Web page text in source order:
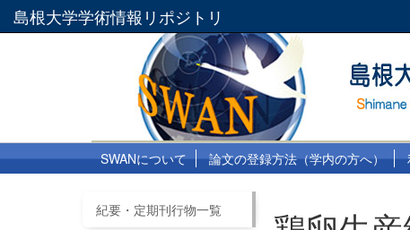
島根大学学術情報リポジトリ
SWANについて 論文の登録方法（学内の方へ）
紀要・定期刊行物一覧